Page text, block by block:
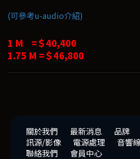
(可參考u-audio介紹)
1 M =＄40,400
1.75 M =＄46,800
關於我們 最新消息 品牌
訊源/影像
電源處理 音響
聯絡我們
會員中心